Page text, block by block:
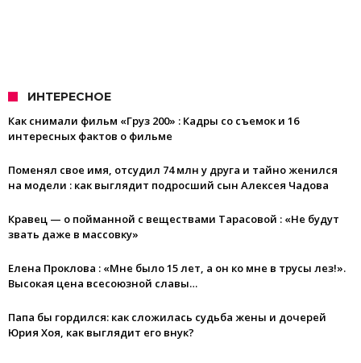
ИНТЕРЕСНОЕ
Как снимали фильм «Груз 200» : Кадры со съемок и 16
интересных фактов о фильме
Поменял свое имя, отсудил 74 млн у друга и тайно женился
на модели : как выглядит подросший сын Алексея Чадова
Кравец — о пойманной с веществами Тарасовой : «Не будут
звать даже в массовку»
Елена Проклова : «Мне было 15 лет, а он ко мне в трусы лез!».
Высокая цена всесоюзной славы…
Папа бы гордился: как сложилась судьба жены и дочерей
Юрия Хоя, как выглядит его внук?